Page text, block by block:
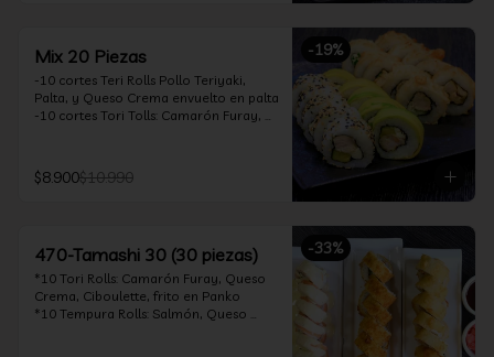
-19%
Mix 20 Piezas
-10 cortes Teri Rolls Pollo Teriyaki,
Palta, y Queso Crema envuelto en palta
-10 cortes Tori Tolls: Camarón Furay,
teriyaki 30ml
$8.900$10.990
-33%
470-Tamashi 30 (30 piezas)
*10 Tori Rolls: Camarón Furay, Queso
Crema, Ciboulette, frito en Panko
*10 Tempura Rolls: Salmón, Queso